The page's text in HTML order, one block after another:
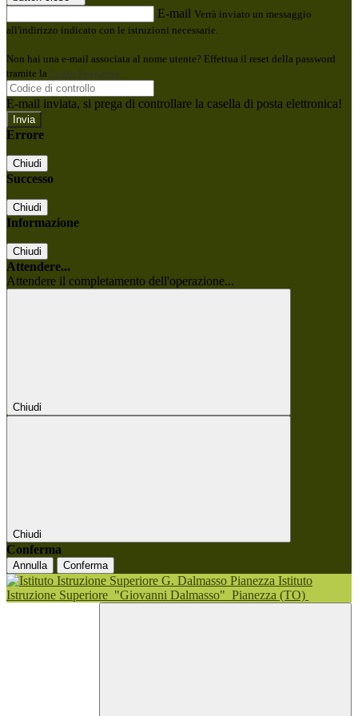
E-mail Verrà inviato un messaggio
all'indirizzo indicato con le istruzioni necessarie.
Non hai una e-mail associata al nome utente? Effettua il reset della password
tramite la Login Spaggiari
E-mail inviata, si prega di controllare la casella di posta elettronica!
Errore
Chiudi
Successo
Chiudi
Informazione
Chiudi
Attendere...
Attendere il completamento dell'operazione...
Chiudi
Chiudi
Conferma
Annulla Conferma
Istituto
Istruzione Superiore "Giovanni Dalmasso" Pianezza (TO)